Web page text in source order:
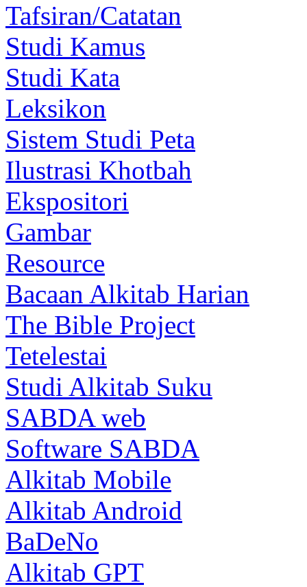
Tafsiran/Catatan
Studi Kamus
Studi Kata
Leksikon
Sistem Studi Peta
Ilustrasi Khotbah
Ekspositori
Gambar
Resource
Bacaan Alkitab Harian
The Bible Project
Tetelestai
Studi Alkitab Suku
SABDA web
Software SABDA
Alkitab Mobile
Alkitab Android
BaDeNo
Alkitab GPT